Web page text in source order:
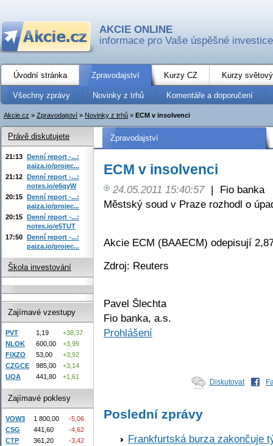
AKCIE ONLINE
informace pro Vaše úspěšné investice
Úvodní stránka Zpravodajství Kurzy CZ Kurzy
Všechny zprávy Novinky z trhů Komentáře a doporučení
Akcie.cz » Zpravodajství » Novinky z trhů » ECM v insolvenci
Zpravodajství
ECM v insolvenci
24.05.2011 15:40:57 |
Fio banka
Městský soud v Praze rozhodl o
Akcie ECM (BAAECM) odepisují
Zdroj: Reuters
Pavel Šlechta
Fio banka, a.s.
Prohlášení
Diskutovat
Poslední zprávy
Frankfurtská burza zakončuje
Právě diskutujete
21:13 Denní report -...:
paiza.io/projec...
21:12 Denní report -...:
notes.io/e6qyW
20:15 Denní report -...:
paiza.io/projec...
20:15 Denní report -...:
notes.io/e5TUT
17:50 Denní report -...:
paiza.io/projec...
Škola investování
Zajímavé vzestupy
PVT 1,19
+38,37
NLOK
600,00
+3,99
FIXZO
53,00
+3,92
CZGCE
985,00
+3,14
UQA
441,80 +1,61
Zajímavé poklesy
VOW3 1 800,00
-5,06
CSG
441,60
-4,62
CTP
361,20
-3,42